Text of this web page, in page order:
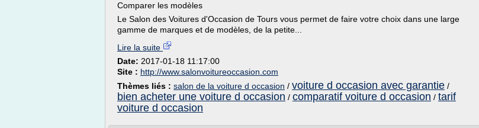
Comparer les modèles
Le Salon des Voitures d'Occasion de Tours vous permet de faire votre choix dans une large
gamme de marques et de modèles, de la petite...
Lire la suite
Date: 2017-01-18 11:17:00
Site : http://www.salonvoitureoccasion.com
Thèmes liés : salon de la voiture d occasion / voiture d occasion avec garantie /
bien acheter une voiture d occasion / comparatif voiture d occasion / tarif
voiture d occasion